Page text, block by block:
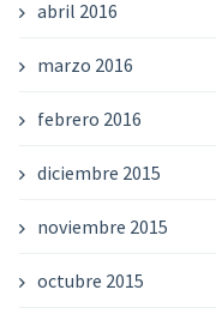
abril 2016
marzo 2016
febrero 2016
diciembre 2015
noviembre 2015
octubre 2015